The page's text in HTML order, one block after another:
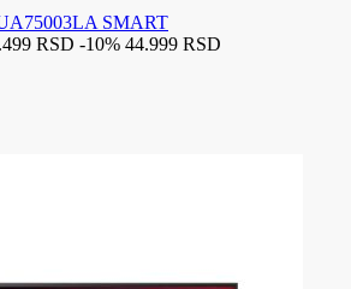
SMART
RSD -10% 44.999 RSD